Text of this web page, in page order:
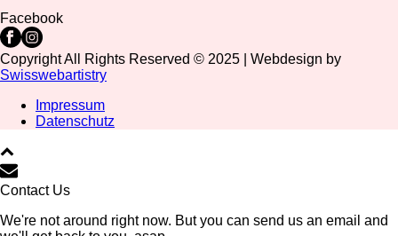
Facebook
Copyright All Rights Reserved © 2025 | Webdesign by
Swisswebartistry
Impressum
Datenschutz
Contact Us
We're not around right now. But you can send us an email and